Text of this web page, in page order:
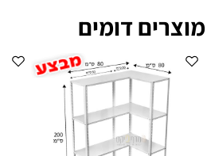
מוצרים דומים